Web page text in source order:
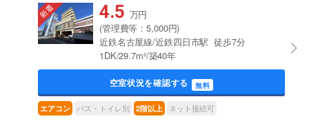
4.5 万円
(管理費等：5,000円)
近鉄名古屋線/近鉄四日市駅 徒歩7分
1DK/29.7m²/築40年
空室状況を確認する 無料
エアコン バス・トイレ別 2階以上 ネット接続可